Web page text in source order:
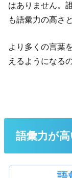
はありません。
も語彙力の高さ
より多くの言葉
えるようになる
語彙力が